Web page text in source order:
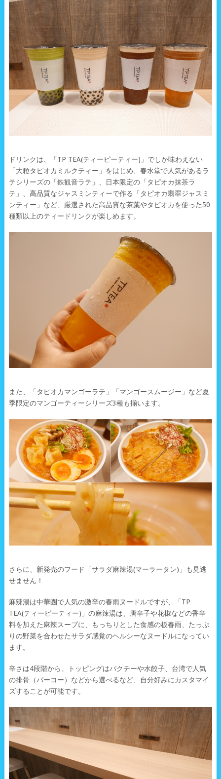
ドリンクは、「TP TEA(ティーピーティー)」でしか味わえない
「大粒タピオカミルクティー」をはじめ、春水堂で人気があるラ
テシリーズの「鉄観音ラテ」、日本限定の「タピオカ抹茶ラ
テ」、高品質なジャスミンティーで作る「タピオカ翡翠ジャスミ
ンティー」など、厳選された高品質な茶葉やタピオカを使った50
種類以上のティードリンクが楽しめます。
また、「タピオカマンゴーラテ」「マンゴースムージー」など夏
季限定のマンゴーティーシリーズ3種も揃います。
さらに、新発売のフード「サラダ麻辣湯(マーラータン)」も見逃
せません！
麻辣湯は中華圏で人気の激辛の春雨ヌードルですが、「TP
TEA(ティーピーティー)」の麻辣湯は、唐辛子や花椒などの香辛
料を加えた麻辣スープに、もっちりとした食感の板春雨、たっぷ
りの野菜を合わせたサラダ感覚のヘルシーなヌードルになってい
ます。
辛さは4段階から、トッピングはパクチーや水餃子、台湾で人気
の排骨（パーコー）などから選べるなど、自分好みにカスタマイ
ズすることが可能です。